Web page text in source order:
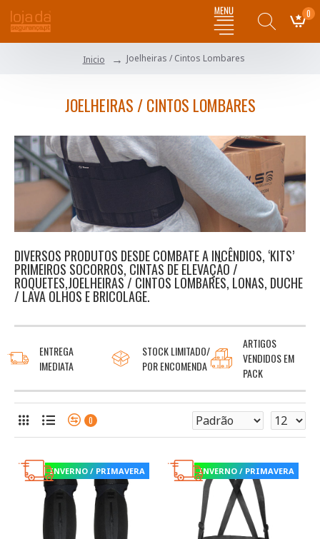
0
Inicio Joelheiras / Cintos Lombares
JOELHEIRAS / CINTOS LOMBARES
DIVERSOS PRODUTOS DESDE COMBATE A INCÊNDIOS, ‘KITS’
PRIMEIROS SOCORROS, CINTAS DE ELEVAÇÃO /
ROQUETES,JOELHEIRAS / CINTOS LOMBARES, LONAS, DUCHE
/ LAVA OLHOS E BRICOLAGE.
ENTREGA
IMEDIATA
STOCK LIMITADO/
POR ENCOMENDA
ARTIGOS
VENDIDOS EM
PACK
0
INVERNO / PRIMAVERA INVERNO / PRIMAVERA